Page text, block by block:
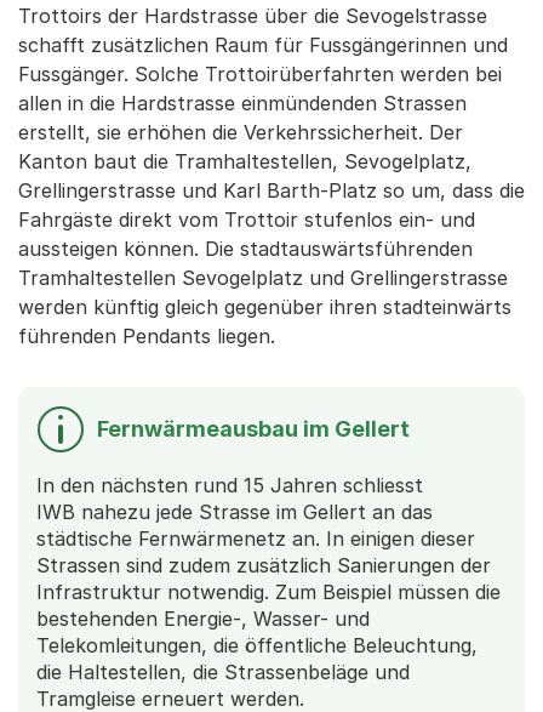
Trottoirs der Hardstrasse über die Sevogelstrasse
schafft zusätzlichen Raum für Fussgängerinnen und
Fussgänger. Solche Trottoirüberfahrten werden bei
allen in die Hardstrasse einmündenden Strassen
erstellt, sie erhöhen die Verkehrssicherheit. Der
Kanton baut die Tramhaltestellen, Sevogelplatz,
Grellingerstrasse und Karl Barth-Platz so um, dass die
Fahrgäste direkt vom Trottoir stufenlos ein- und
aussteigen können. Die stadtauswärtsführenden
Tramhaltestellen Sevogelplatz und Grellingerstrasse
werden künftig gleich gegenüber ihren stadteinwärts
führenden Pendants liegen.
Fernwärmeausbau im Gellert
In den nächsten rund 15 Jahren schliesst
IWB nahezu jede Strasse im Gellert an das
städtische Fernwärmenetz an. In einigen dieser
Strassen sind zudem zusätzlich Sanierungen der
Infrastruktur notwendig. Zum Beispiel müssen die
bestehenden Energie-, Wasser- und
Telekomleitungen, die öffentliche Beleuchtung,
die Haltestellen, die Strassenbeläge und
Tramgleise erneuert werden.